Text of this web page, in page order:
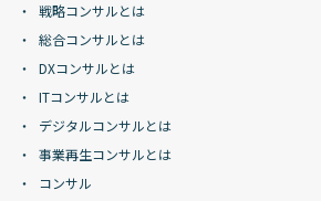
戦略コンサルとは
総合コンサルとは
DXコンサルとは
ITコンサルとは
デジタルコンサルとは
事業再生コンサルとは
コンサル